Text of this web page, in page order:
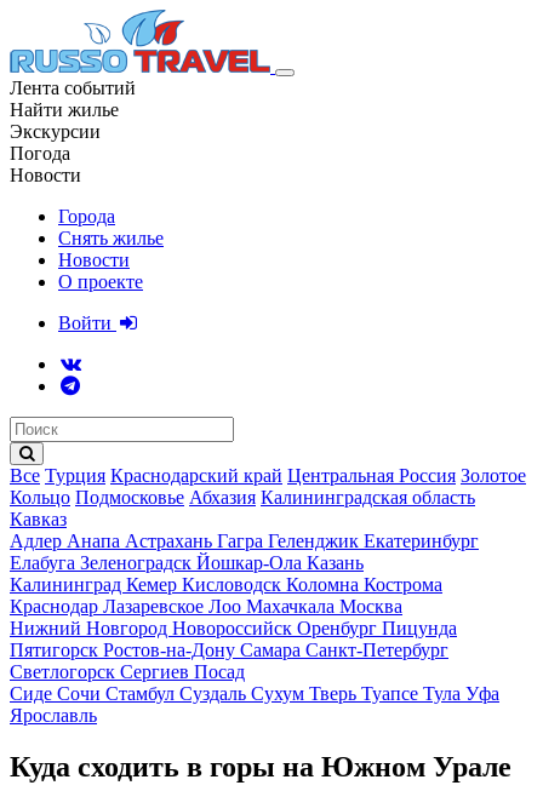
Лента событий
Найти жилье
Экскурсии
Погода
Новости
Города
Снять жилье
Новости
О проекте
Войти
Все Турция Краснодарский край Центральная Россия Золотое
Кольцо Подмосковье Абхазия Калининградская область
Кавказ
Адлер Анапа Астрахань Гагра Геленджик Екатеринбург
Елабуга Зеленоградск Йошкар-Ола Казань
Калининград Кемер Кисловодск Коломна Кострома
Краснодар Лазаревское Лоо Махачкала Москва
Нижний Новгород Новороссийск Оренбург Пицунда
Пятигорск Ростов-на-Дону Самара Санкт-Петербург
Светлогорск Сергиев Посад
Сиде Сочи Стамбул Суздаль Сухум Тверь Туапсе Тула Уфа
Ярославль
Куда сходить в горы на Южном Урале